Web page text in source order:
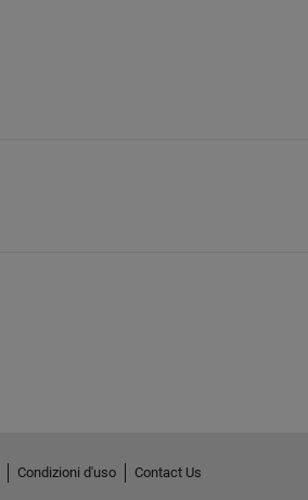
Condizioni d'uso
Contact Us